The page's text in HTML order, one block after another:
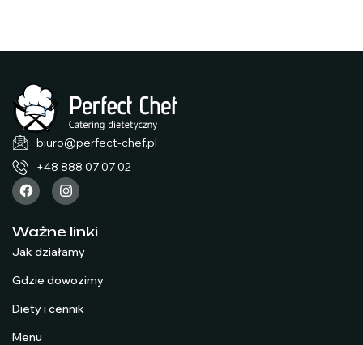
biuro@perfect-chef.pl
+48 888 07 07 02
Ważne linki
Jak działamy
Gdzie dowozimy
Diety i cennik
Menu